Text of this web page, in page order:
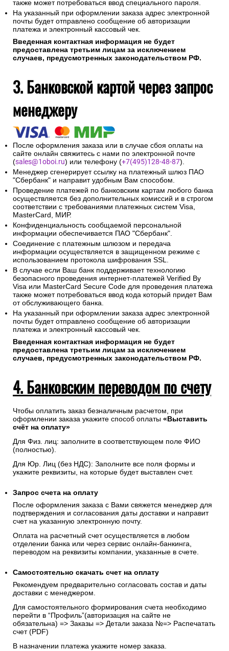
также может потребоваться ввод специального пароля.
На указанный при оформлении заказа адрес электронной
почты будет отправлено сообщение об авторизации
платежа и электронный кассовый чек.
Введенная контактная информация не будет
предоставлена третьим лицам за исключением
случаев, предусмотренных законодательством РФ.
3. Банковской картой через запрос
менеджеру
После оформления заказа или в случае сбоя оплаты на
сайте онлайн свяжитесь с нами по электронной почте
(sales@1oboi.ru) или телефону (+7(495)128-48-87).
Менеджер сгенерирует ссылку на платежный шлюз ПАО
"Сбербанк" и направит удобным Вам способом.
Проведение платежей по банковским картам любого банка
осуществляется без дополнительных комиссий и в строгом
соответствии с требованиями платежных систем Visa,
MasterCard, МИР.
Конфиденциальность сообщаемой персональной
информации обеспечивается ПАО "Сбербанк".
Соединение с платежным шлюзом и передача
информации осуществляется в защищенном режиме с
использованием протокола шифрования SSL.
В случае если Ваш банк поддерживает технологию
безопасного проведения интернет-платежей Verified By
Visa или MasterCard Secure Code для проведения платежа
также может потребоваться ввод кода который придет Вам
от обслуживающего банка.
На указанный при оформлении заказа адрес электронной
почты будет отправлено сообщение об авторизации
платежа и электронный кассовый чек.
Введенная контактная информация не будет
предоставлена третьим лицам за исключением
случаев, предусмотренных законодательством РФ.
4. Банковским переводом по счету
Чтобы оплатить заказ безналичным расчетом, при
оформлении заказа укажите способ оплаты «Выставить
счёт на оплату»
Для Физ. лиц: заполните в соответствующем поле ФИО
(полностью).
Для Юр. Лиц (без НДС): Заполните все поля формы и
укажите реквизиты, на которые будет выставлен счет.
Запрос счета на оплату
После оформления заказа с Вами свяжется менеджер для
подтверждения и согласования даты доставки и направит
счет на указанную электронную почту.
Оплата на расчетный счет осуществляется в любом
отделении банка или через сервис онлайн-банкинга,
переводом на реквизиты компании, указанные в счете.
Самостоятельно скачать счет на оплату
Рекомендуем предварительно согласовать состав и даты
доставки с менеджером.
Для самостоятельного формирования счета необходимо
перейти в “Профиль”(авторизация на сайте не
обязательна) => Заказы => Детали заказа №=> Распечатать
счет (PDF)
В назначении платежа укажите номер заказа.